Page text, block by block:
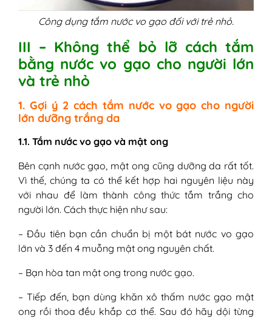
Công dụng tắm nước vo gạo đối với trẻ nhỏ.
III – Không thể bỏ lỡ cách tắm
bằng nước vo gạo cho người lớn
và trẻ nhỏ
1. Gợi ý 2 cách tắm nước vo gạo cho người
lớn dưỡng trắng da
1.1. Tắm nước vo gạo và mật ong
Bên cạnh nước gạo, mật ong cũng dưỡng da rất tốt.
Vì thế, chúng ta có thể kết hợp hai nguyên liệu này
với nhau để làm thành công thức tắm trắng cho
người lớn. Cách thực hiện như sau:
– Đầu tiên bạn cần chuẩn bị một bát nước vo gạo
lớn và 3 đến 4 muỗng mật ong nguyên chất.
– Bạn hòa tan mật ong trong nước gạo.
– Tiếp đến, bạn dùng khăn xô thấm nước gạo mật
ong rồi thoa đều khắp cơ thể. Sau đó hãy dội từng